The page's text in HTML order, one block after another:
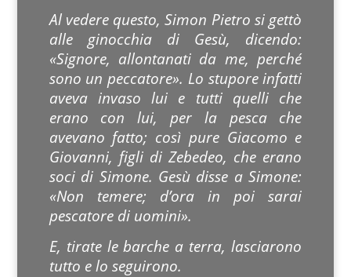
Al vedere questo, Simon Pietro si gettò
alle ginocchia di Gesù, dicendo:
«Signore, allontanati da me, perché
sono un peccatore». Lo stupore infatti
aveva invaso lui e tutti quelli che
erano con lui, per la pesca che
avevano fatto; così pure Giacomo e
Giovanni, figli di Zebedeo, che erano
soci di Simone. Gesù disse a Simone:
«Non temere; d’ora in poi sarai
pescatore di uomini».
E, tirate le barche a terra, lasciarono
tutto e lo seguirono.